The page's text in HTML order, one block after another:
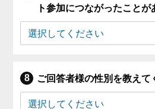
ト参加につながったことが
ご回答者様の性別を教えて